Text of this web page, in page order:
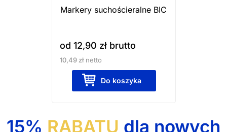
Markery suchościeralne BIC
od 12,90 złbrutto
10,49 złnetto
Do koszyka
na
15% RABATU dla nowych